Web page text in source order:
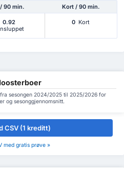
/ 90 min. Kort / 90 min.
0.92
0 Kort
sesongen 2024/2025 til 2025/2026 for
og sesonggjennomsnitt.
CSV (1 kreditt)
med gratis prøve »